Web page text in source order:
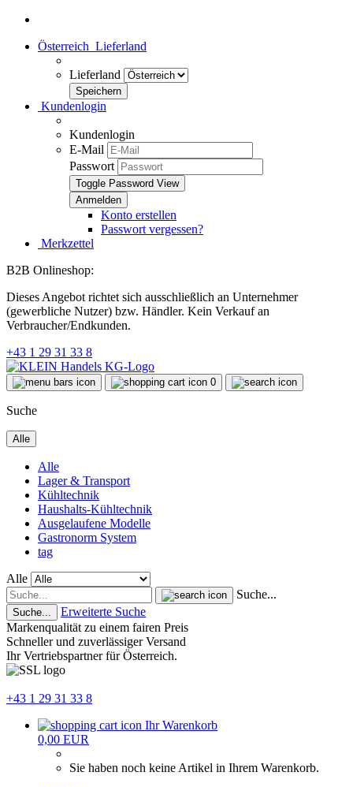
Österreich Lieferland
Lieferland
Kundenlogin
Kundenlogin
E-Mail
Passwort
Toggle Password View
Konto erstellen
Passwort vergessen?
Merkzettel
B2B Onlineshop:
Dieses Angebot richtet sich ausschließlich an Unternehmer
(gewerbliche Nutzer) bzw. Händler. Kein Verkauf an
Verbraucher/Endkunden.
+43 1 29 31 33 8
0
Suche
Alle
Alle
Lager & Transport
Kühltechnik
Haushalts-Kühltechnik
Ausgelaufene Modelle
Gastronorm System
tag
Alle
Suche...
Suche...
Erweiterte Suche
Markenqualität zu einem fairen Preis
Schneller und zuverlässiger Versand
Ihr Vertriebspartner für Österreich.
+43 1 29 31 33 8
Ihr Warenkorb
0,00 EUR
Sie haben noch keine Artikel in Ihrem Warenkorb.